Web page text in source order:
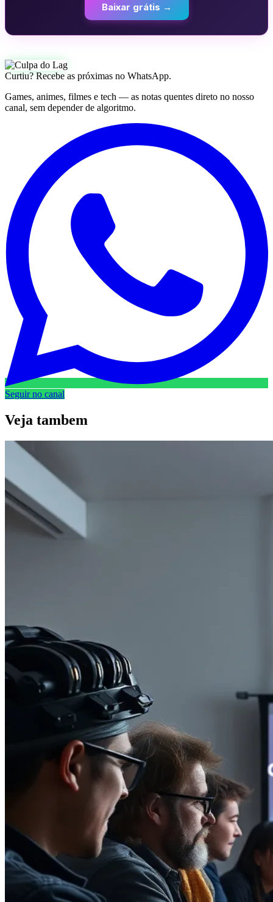
Baixar grátis →
Curtiu? Recebe as próximas no WhatsApp.
Games, animes, filmes e tech — as notas quentes direto no nosso
canal, sem depender de algoritmo.
Seguir no canal
Veja tambem